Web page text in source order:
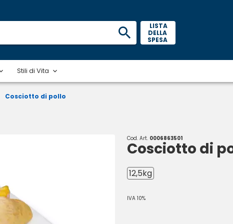
LISTA
DELLA
SPESA
Stili di Vita
Cosciotto di pollo
Cod. Art. 0006863501
Cosciotto di
12,5kg
IVA 10%